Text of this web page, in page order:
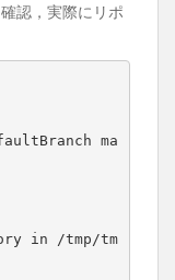
認，実際にリポ
ma
in /tmp/tm